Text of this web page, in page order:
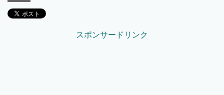
スポンサードリンク